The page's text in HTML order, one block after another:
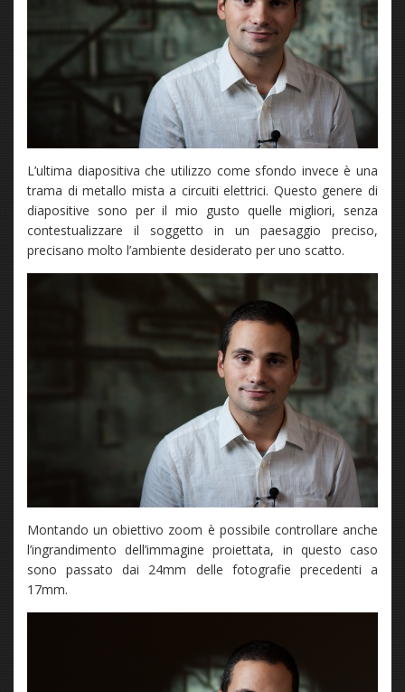
L’ultima diapositiva che utilizzo come sfondo invece è una
trama di metallo mista a circuiti elettrici. Questo genere di
diapositive sono per il mio gusto quelle migliori, senza
contestualizzare il soggetto in un paesaggio preciso,
precisano molto l’ambiente desiderato per uno scatto.
Montando un obiettivo zoom è possibile controllare anche
l’ingrandimento dell’immagine proiettata, in questo caso
sono passato dai 24mm delle fotografie precedenti a
17mm.